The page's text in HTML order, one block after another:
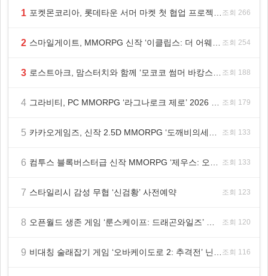
1 조회 266
2 조회 254
3 조회 188
4 조회 179
5 조회 133
6 조회 133
7 스타일리시 감성 무협 ‘신검황’ 사전예약 조회 123
8 조회 120
9 조회 116